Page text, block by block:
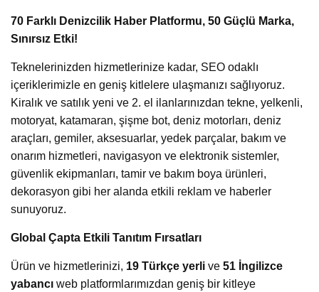
70 Farklı Denizcilik Haber Platformu, 50 Güçlü Marka,
Sınırsız Etki!
Teknelerinizden hizmetlerinize kadar, SEO odaklı
içeriklerimizle en geniş kitlelere ulaşmanızı sağlıyoruz.
Kiralık ve satılık yeni ve 2. el ilanlarınızdan tekne, yelkenli,
motoryat, katamaran, şişme bot, deniz motorları, deniz
araçları, gemiler, aksesuarlar, yedek parçalar, bakım ve
onarım hizmetleri, navigasyon ve elektronik sistemler,
güvenlik ekipmanları, tamir ve bakım boya ürünleri,
dekorasyon gibi her alanda etkili reklam ve haberler
sunuyoruz.
Global Çapta Etkili Tanıtım Fırsatları
Ürün ve hizmetlerinizi, 19 Türkçe yerli ve 51 İngilizce
yabancı web platformlarımızdan geniş bir kitleye